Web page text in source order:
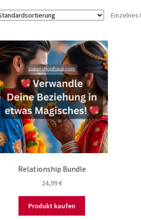
Relationship Bundle
24,99€
Produkt kaufen